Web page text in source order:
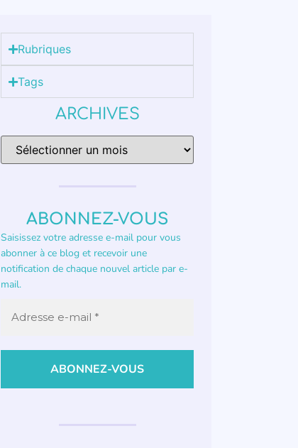
Rubriques
Tags
ARCHIVES
ABONNEZ-VOUS
Saisissez votre adresse e-mail pour vous
abonner à ce blog et recevoir une
notification de chaque nouvel article par e-
mail.